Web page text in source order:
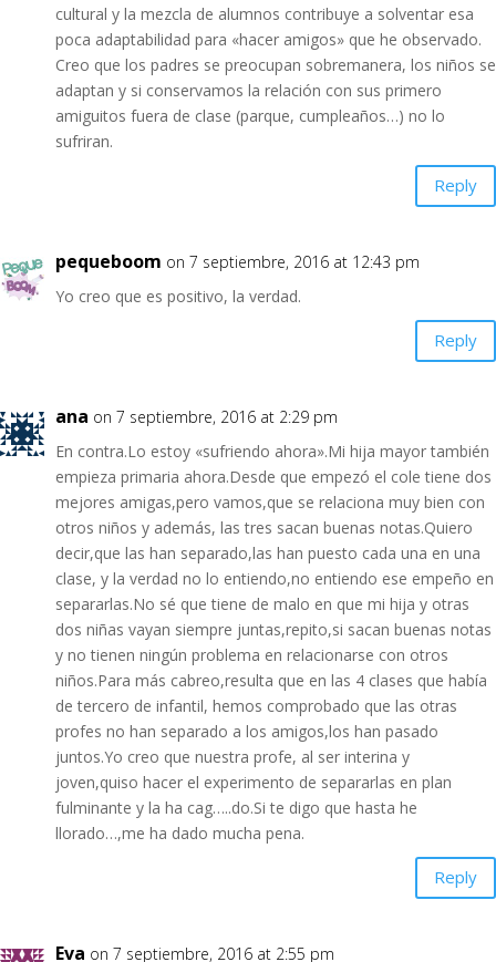
cultural y la mezcla de alumnos contribuye a solventar esa
poca adaptabilidad para «hacer amigos» que he observado.
Creo que los padres se preocupan sobremanera, los niños se
adaptan y si conservamos la relación con sus primero
amiguitos fuera de clase (parque, cumpleaños…) no lo
sufriran.
Reply
pequeboom on 7 septiembre, 2016 at 12:43 pm
Yo creo que es positivo, la verdad.
Reply
ana on 7 septiembre, 2016 at 2:29 pm
En contra.Lo estoy «sufriendo ahora».Mi hija mayor también
empieza primaria ahora.Desde que empezó el cole tiene dos
mejores amigas,pero vamos,que se relaciona muy bien con
otros niños y además, las tres sacan buenas notas.Quiero
decir,que las han separado,las han puesto cada una en una
clase, y la verdad no lo entiendo,no entiendo ese empeño en
separarlas.No sé que tiene de malo en que mi hija y otras
dos niñas vayan siempre juntas,repito,si sacan buenas notas
y no tienen ningún problema en relacionarse con otros
niños.Para más cabreo,resulta que en las 4 clases que había
de tercero de infantil, hemos comprobado que las otras
profes no han separado a los amigos,los han pasado
juntos.Yo creo que nuestra profe, al ser interina y
joven,quiso hacer el experimento de separarlas en plan
fulminante y la ha cag…..do.Si te digo que hasta he
llorado…,me ha dado mucha pena.
Reply
Eva on 7 septiembre, 2016 at 2:55 pm